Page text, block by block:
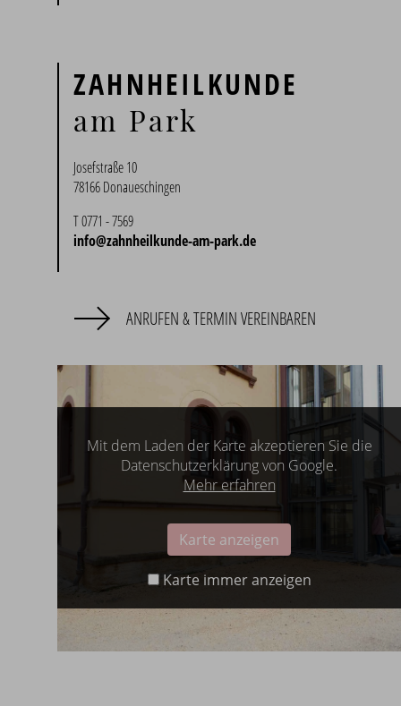
Mit dem Laden der Karte akzeptieren Sie die
Datenschutzerklärung von Google.
Mehr erfahren
Karte anzeigen
Karte immer anzeigen
ZAHNHEILKUNDE
am Park
Josefstraße 10
78166 Donaueschingen
T 0771 - 7569
info@zahnheilkunde-am-park.de
ANRUFEN & TERMIN VEREINBAREN